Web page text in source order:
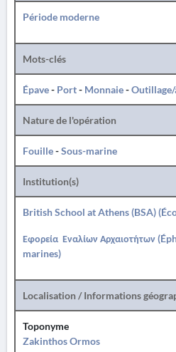
Période moderne
Mots-clés
Épave- Port- Monnaie-
Nature de l'opération
Fouille-Sous-marine
Institution(s)
British School at Athens (BSA)
Εφορεία Εναλίων Αρχαιοτήτων
marines)
Localisation / Informations
Toponyme
Zakinthos Ormos